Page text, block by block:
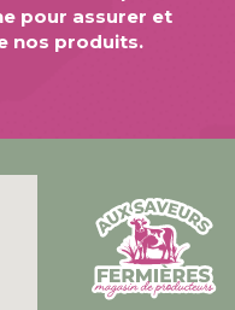
pour assurer et
nos produits.